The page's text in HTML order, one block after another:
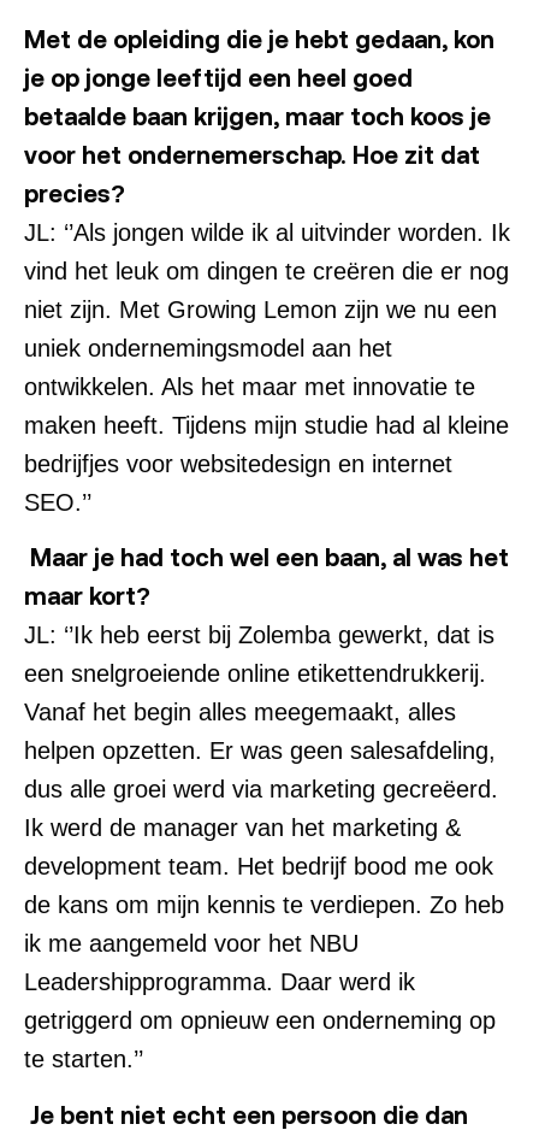
Met de opleiding die je hebt gedaan, kon
je op jonge leeftijd een heel goed
betaalde baan krijgen, maar toch koos je
voor het ondernemerschap. Hoe zit dat
precies?
JL: ‘’Als jongen wilde ik al uitvinder worden. Ik
vind het leuk om dingen te creëren die er nog
niet zijn. Met Growing Lemon zijn we nu een
uniek ondernemingsmodel aan het
ontwikkelen. Als het maar met innovatie te
maken heeft. Tijdens mijn studie had al kleine
bedrijfjes voor websitedesign en internet
SEO.’’
Maar je had toch wel een baan, al was het
maar kort?
JL: ‘’Ik heb eerst bij Zolemba gewerkt, dat is
een snelgroeiende online etikettendrukkerij.
Vanaf het begin alles meegemaakt, alles
helpen opzetten. Er was geen salesafdeling,
dus alle groei werd via marketing gecreëerd.
Ik werd de manager van het marketing &
development team. Het bedrijf bood me ook
de kans om mijn kennis te verdiepen. Zo heb
ik me aangemeld voor het NBU
Leadershipprogramma. Daar werd ik
getriggerd om opnieuw een onderneming op
te starten.’’
Je bent niet echt een persoon die dan